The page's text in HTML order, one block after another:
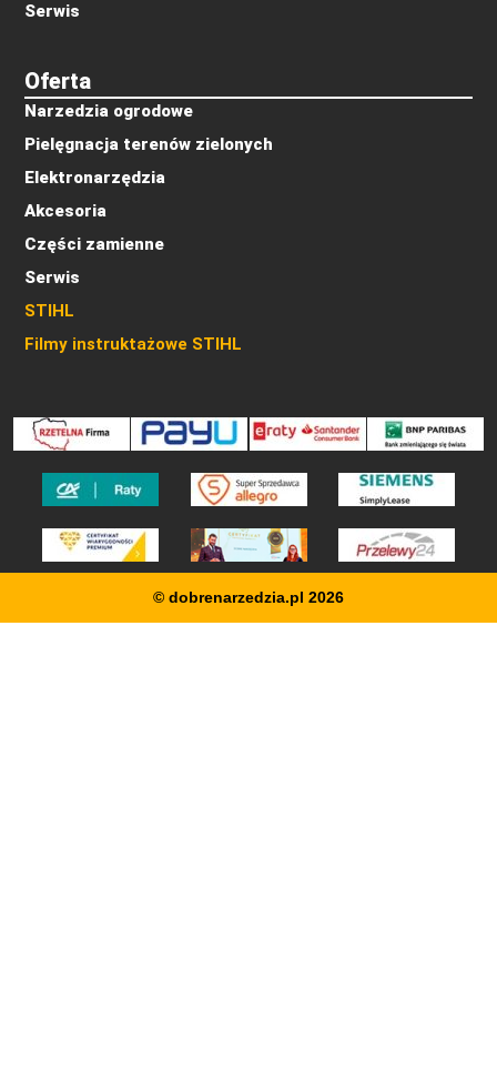
Oferta
Narzedzia ogrodowe
Pielęgnacja terenów zielonych
Elektronarzędzia
Akcesoria
Części zamienne
Serwis
STIHL
Filmy instruktażowe STIHL
Serwis
© dobrenarzedzia.pl 2026